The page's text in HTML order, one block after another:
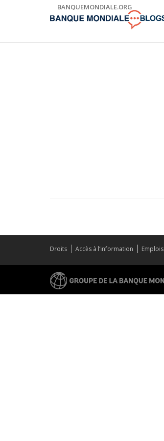
BANQUEMONDIALE.ORG
Droits Accès à l’information Emplois